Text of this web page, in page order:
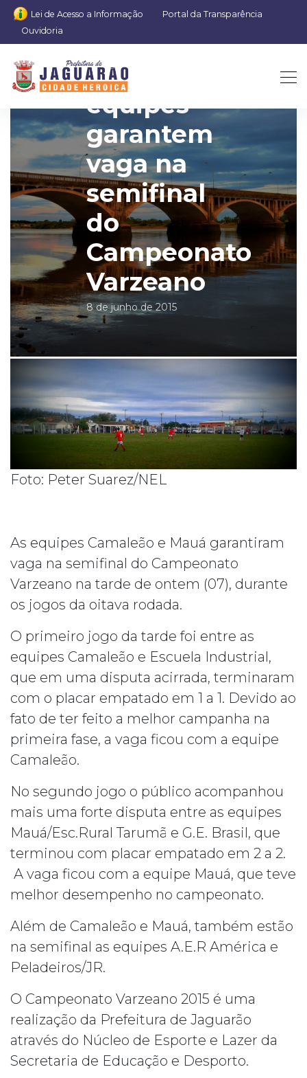
Lei de Acesso a Informação
Portal da Transparência
Ouvidoria
Mais duas
equipes
garantem
vaga na
semifinal
do
Campeonato
Varzeano
8 de junho de 2015
Foto: Peter Suarez/NEL
As equipes Camaleão e Mauá garantiram
vaga na semifinal do Campeonato
Varzeano na tarde de ontem (07), durante
os jogos da oitava rodada.
O primeiro jogo da tarde foi entre as
equipes Camaleão e Escuela Industrial,
que em uma disputa acirrada, terminaram
com o placar empatado em 1 a 1. Devido ao
fato de ter feito a melhor campanha na
primeira fase, a vaga ficou com a equipe
Camaleão.
No segundo jogo o público acompanhou
mais uma forte disputa entre as equipes
Mauá/Esc.Rural Tarumã e G.E. Brasil, que
terminou com placar empatado em 2 a 2.
A vaga ficou com a equipe Mauá, que teve
melhor desempenho no campeonato.
Além de Camaleão e Mauá, também estão
na semifinal as equipes A.E.R América e
Peladeiros/JR.
O Campeonato Varzeano 2015 é uma
realização da Prefeitura de Jaguarão
através do Núcleo de Esporte e Lazer da
Secretaria de Educação e Desporto.